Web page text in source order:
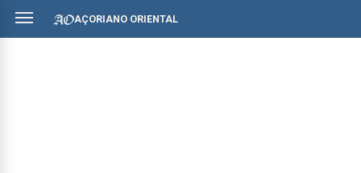
AÇORIANO ORIENTAL